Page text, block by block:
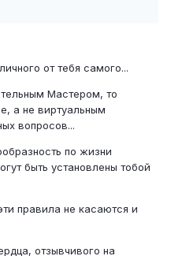
от тебя самого...
Мастером, то
а не виртуальным
вопросов...
по жизни
быть установлены тобой
правила не касаются и
отзывчивого на